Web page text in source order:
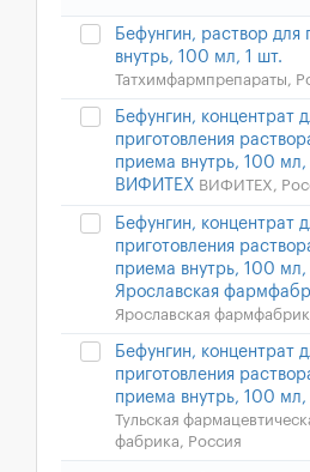
Бефунгин, раствор для
внутрь, 100 мл, 1 шт.
Татхимфармпрепараты,
Бефунгин, концентрат
приготовления
приема внутрь, 100 мл,
ВИФИТЕХ ВИФИТЕХ,
Бефунгин, концентрат
приготовления
приема внутрь, 100 мл,
Ярославская
Ярославская
Бефунгин, концентрат
приготовления
приема внутрь, 100 мл,
Тульская
фабрика, Россия